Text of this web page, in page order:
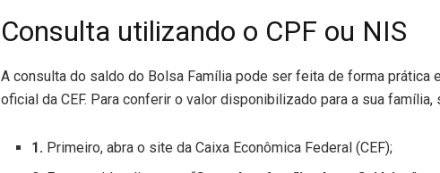
Consulta utilizando o CPF ou NIS
A consulta do saldo do Bolsa Família pode ser feita de forma prática
oficial da CEF. Para conferir o valor disponibilizado para a sua
1. Primeiro, abra o site da Caixa Econômica Federal (CEF);